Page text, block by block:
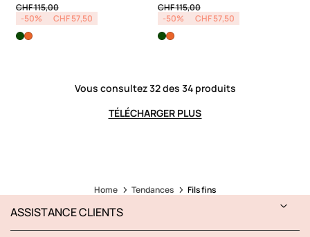
Price reduced from
CHF 115,00to
-50%
CHF 57,50
Price reduced from
CHF 115,00to
-50%
CHF 57,50
Vous consultez 32 des 34 produits
TÉLÉCHARGER PLUS
Home Tendances Fils fins
ASSISTANCE CLIENTS